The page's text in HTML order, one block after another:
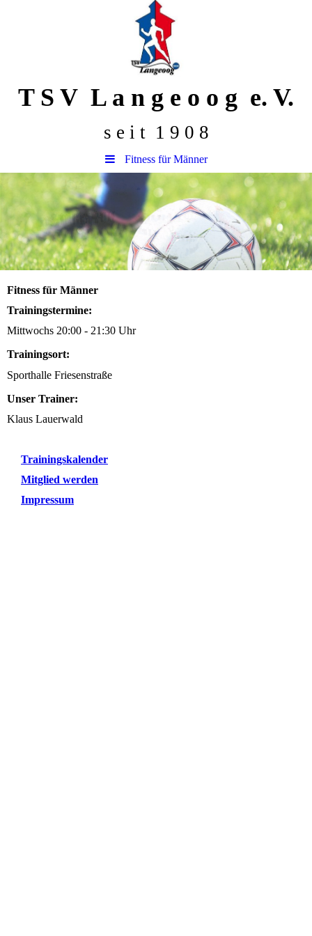
T S V L a n g e o o g e. V.
s e i t 1 9 0 8
Fitness für Männer
Fitness für Männer
Trainingstermine:
Mittwochs 20:00 - 21:30 Uhr
Trainingsort:
Sporthalle Friesenstraße
Unser Trainer:
Klaus Lauerwald
Trainingskalender
Mitglied werden
Impressum